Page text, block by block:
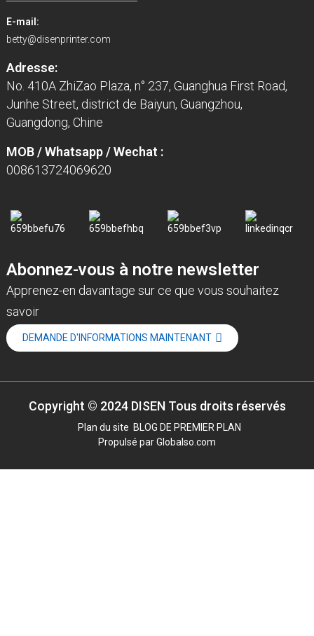
E-mail:
betty@disenprinter.com
Adresse:
No. 410A ZhiZao Plaza, n° 237, Guanghua First Road,
Junhe Street, district de Baiyun, Guangzhou,
Guangdong, Chine
MOB / Whatsapp / Wechat :
008613724069620
Abonnez-vous à notre newsletter
Apprenez-en davantage sur ce que vous souhaitez
savoir
DEMANDE D'INFORMATIONS MAINTENANT
Copyright © 2024 DISEN Tous droits réservés
Plan du site BLOG DE PREMIER PLAN
Propulsé par Globalso.com